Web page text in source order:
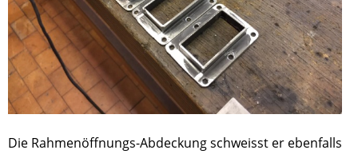
Die Rahmenöffnungs-Abdeckung schweisst er ebenfalls